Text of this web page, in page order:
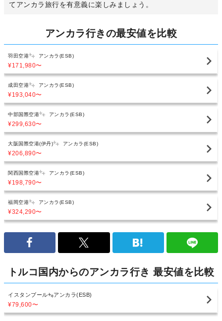
てアンカラ旅行を有意義に楽しみましょう。
アンカラ行きの最安値を比較
羽田空港 アンカラ(ESB)
¥171,980〜
成田空港 アンカラ(ESB)
¥193,040〜
中部国際空港 アンカラ(ESB)
¥299,630〜
大阪国際空港(伊丹) アンカラ(ESB)
¥206,890〜
関西国際空港 アンカラ(ESB)
¥198,790〜
福岡空港 アンカラ(ESB)
¥324,290〜
トルコ国内からのアンカラ行き 最安値を比較
イスタンブール アンカラ(ESB)
¥79,600〜